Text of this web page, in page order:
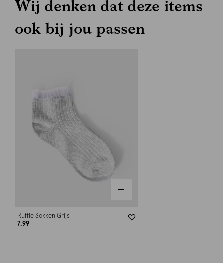
Wij denken dat deze items
ook bij jou passen
Ruffle Sokken Grijs
7.99